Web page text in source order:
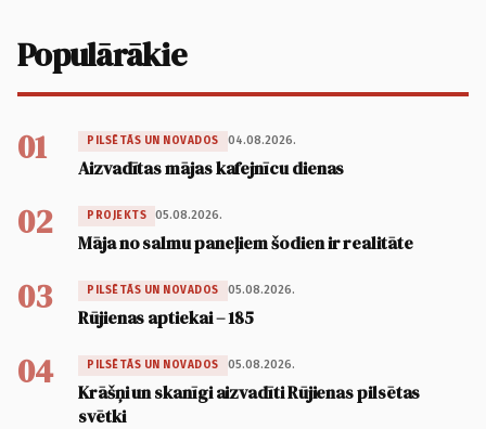
Populārākie
01 PILSĒTĀS UN NOVADOS 04.08.2026.
Aizvadītas mājas kafejnīcu dienas
02 PROJEKTS 05.08.2026.
Māja no salmu paneļiem šodien ir realitāte
03 PILSĒTĀS UN NOVADOS 05.08.2026.
Rūjienas aptiekai – 185
04 PILSĒTĀS UN NOVADOS 05.08.2026.
Krāšņi un skanīgi aizvadīti Rūjienas pilsētas
svētki